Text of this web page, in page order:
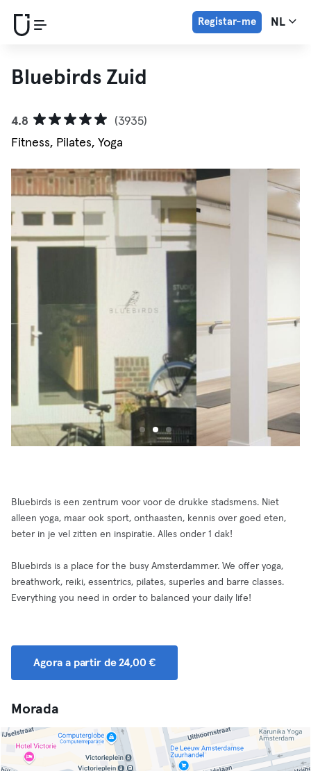
Registar-me NL
Bluebirds Zuid
4.8
(3935)
Fitness, Pilates, Yoga
Bluebirds is een zentrum voor voor de drukke stadsmens. Niet
alleen yoga, maar ook sport, onthaasten, kennis over goed eten,
beter in je vel zitten en inspiratie. Alles onder 1 dak!
Bluebirds is a place for the busy Amsterdammer. We offer yoga,
breathwork, reiki, essentrics, pilates, superles and barre classes.
Everything you need in order to balanced your daily life!
Agora a partir de 24,00 €
Morada